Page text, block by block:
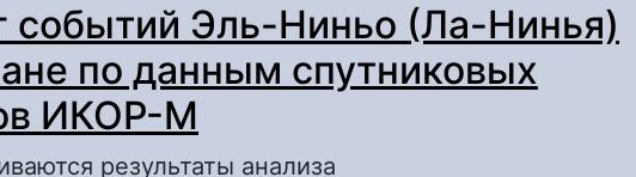
событий Эль-Ниньо (Ла-Нинья)
по данным спутниковых
ИКОР-М
результаты анализа